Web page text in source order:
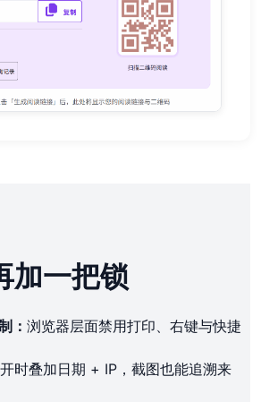
加一把锁
： 浏览器层面禁用打印、右键与快捷
时叠加日期 + IP，截图也能追溯来